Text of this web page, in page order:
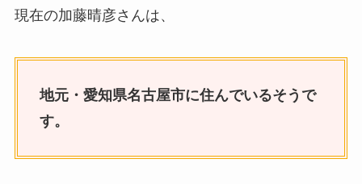
現在の加藤晴彦さんは、
地元・愛知県名古屋市に住んでいるそうで
す。